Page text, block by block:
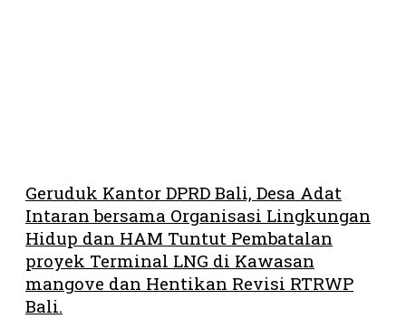
Geruduk Kantor DPRD Bali, Desa Adat
Intaran bersama Organisasi Lingkungan
Hidup dan HAM Tuntut Pembatalan
proyek Terminal LNG di Kawasan
mangove dan Hentikan Revisi RTRWP
Bali.